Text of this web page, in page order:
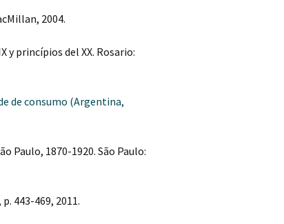
2004.
y princípios del XX. Rosario:
de consumo (Argentina,
Paulo, 1870-1920. São Paulo:
p. 443-469, 2011.